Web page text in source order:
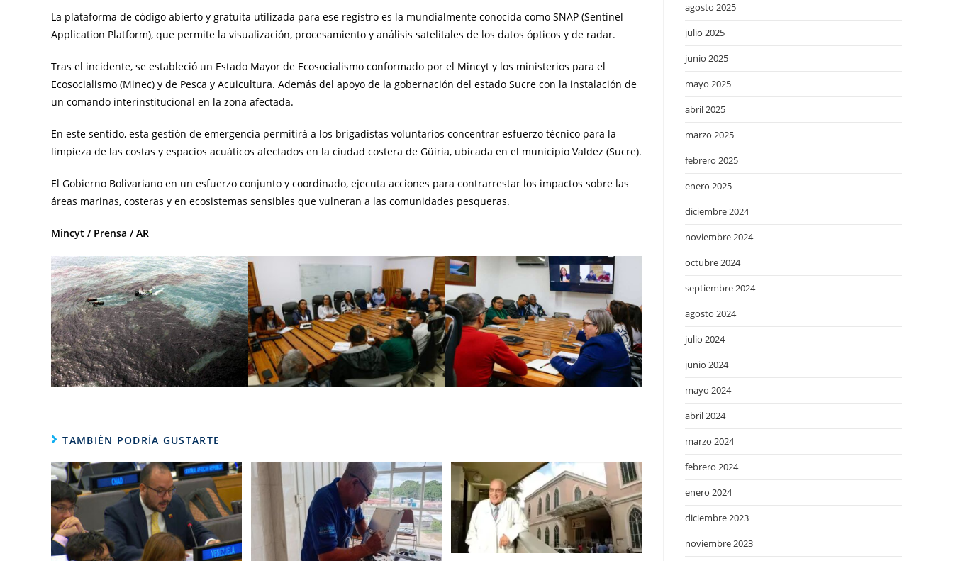
La plataforma de código abierto y gratuita utilizada para ese registro es la mundialmente conocida como SNAP (Sentinel
Application Platform), que permite la visualización, procesamiento y análisis satelitales de los datos ópticos y de radar.
Tras el incidente, se estableció un Estado Mayor de Ecosocialismo conformado por el Mincyt y los ministerios para el
Ecosocialismo (Minec) y de Pesca y Acuicultura. Además del apoyo de la gobernación del estado Sucre con la instalación de
un comando interinstitucional en la zona afectada.
En este sentido, esta gestión de emergencia permitirá a los brigadistas voluntarios concentrar esfuerzo técnico para la
limpieza de las costas y espacios acuáticos afectados en la ciudad costera de Güiria, ubicada en el municipio Valdez (Sucre).
El Gobierno Bolivariano en un esfuerzo conjunto y coordinado, ejecuta acciones para contrarrestar los impactos sobre las
áreas marinas, costeras y en ecosistemas sensibles que vulneran a las comunidades pesqueras.
Mincyt / Prensa / AR
TAMBIÉN PODRÍA GUSTARTE
agosto 2025
julio 2025
junio 2025
mayo 2025
abril 2025
marzo 2025
febrero 2025
enero 2025
diciembre 2024
noviembre 2024
octubre 2024
septiembre 2024
agosto 2024
julio 2024
junio 2024
mayo 2024
abril 2024
marzo 2024
febrero 2024
enero 2024
diciembre 2023
noviembre 2023